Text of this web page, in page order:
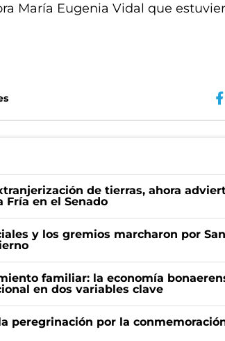
María Eugenia Vidal que
de tierras, ahora
Fría en el Senado
y los gremios marcharon por
familiar: la economía
en dos variables clave
peregrinación por la